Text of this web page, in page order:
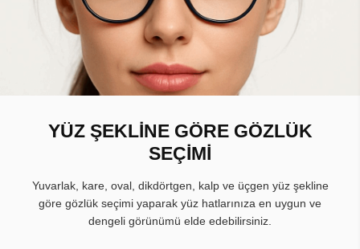
YÜZ ŞEKLİNE GÖRE GÖZLÜK
SEÇİMİ
Yuvarlak, kare, oval, dikdörtgen, kalp ve üçgen yüz şekline
göre gözlük seçimi yaparak yüz hatlarınıza en uygun ve
dengeli görünümü elde edebilirsiniz.